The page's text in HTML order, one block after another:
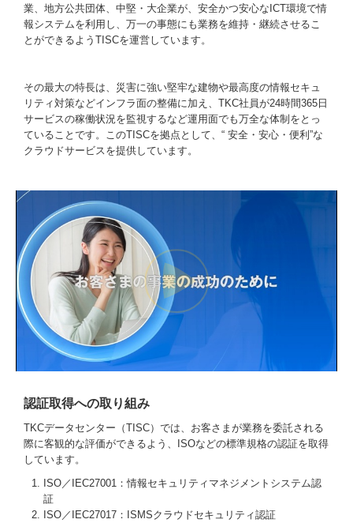
業、地方公共団体、中堅・大企業が、安全かつ安心なICT環境で情
報システムを利用し、万一の事態にも業務を維持・継続させるこ
とができるようTISCを運営しています。
その最大の特長は、災害に強い堅牢な建物や最高度の情報セキュ
リティ対策などインフラ面の整備に加え、TKC社員が24時間365日
サービスの稼働状況を監視するなど運用面でも万全な体制をとっ
ていることです。このTISCを拠点として、“ 安全・安心・便利”な
クラウドサービスを提供しています。
認証取得への取り組み
TKCデータセンター（TISC）では、お客さまが業務を委託される
際に客観的な評価ができるよう、ISOなどの標準規格の認証を取得
しています。
ISO／IEC27001：情報セキュリティマネジメントシステム認
証
ISO／IEC27017：ISMSクラウドセキュリティ認証